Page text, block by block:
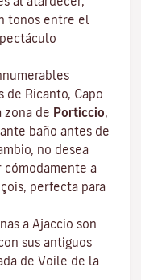
tonos entre el
de Ricanto, Capo
zona de Porticcio,
baño antes de
no desea
cómodamente a
perfecta para
a Ajaccio son
sus antiguos
de Voile de la